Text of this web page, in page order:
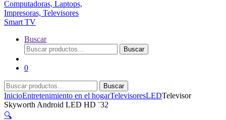
Buscar
Buscar
por:
Buscar
0
Buscar
por:
Buscar
InicioEntretenimiento en el hogarTelevisoresLEDTelevisor
Skyworth Android LED HD ¨32
🔍